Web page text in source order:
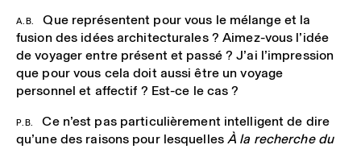
A.B.
Que représentent pour vous le mélange et la
fusion des idées architecturales ? Aimez-vous l’idée
de voyager entre présent et passé ? J’ai l’impression
que pour vous cela doit aussi être un voyage
personnel et affectif ? Est-ce le cas ?
P.B.
Ce n’est pas particulièrement intelligent de dire
qu’une des raisons pour lesquellesÀ la recherche du